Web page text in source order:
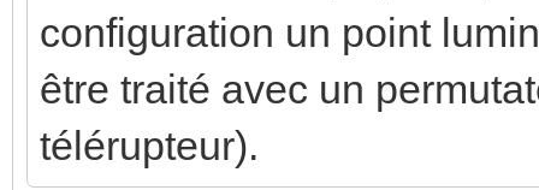
configuration un point
être traité avec un
télérupteur).